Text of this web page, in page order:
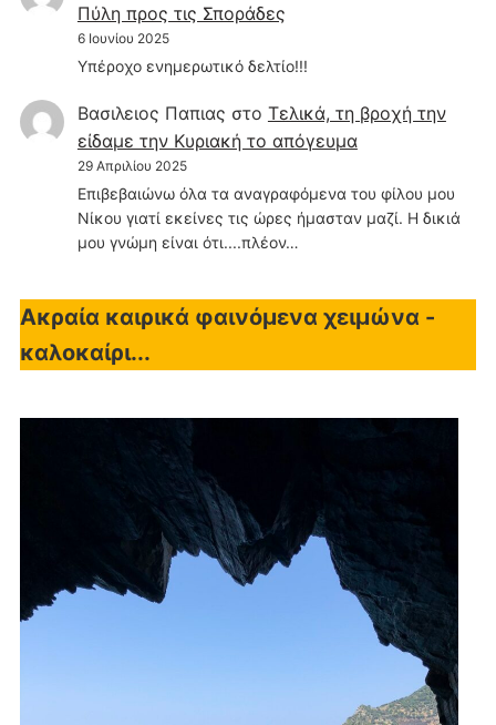
Πύλη προς τις Σποράδες
6 Ιουνίου 2025
Υπέροχο ενημερωτικό δελτίο!!!
Βασιλειος Παπιας στο Τελικά, τη βροχή την
είδαμε την Κυριακή το απόγευμα
29 Απριλίου 2025
Επιβεβαιώνω όλα τα αναγραφόμενα του φίλου μου
Νίκου γιατί εκείνες τις ώρες ήμασταν μαζί. Η δικιά
μου γνώμη είναι ότι....πλέον…
Ακραία καιρικά φαινόμενα χειμώνα -
καλοκαίρι...